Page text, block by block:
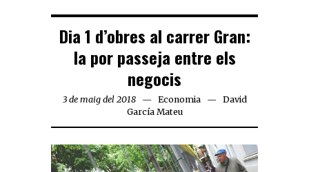
Dia 1 d’obres al carrer Gran:
la por passeja entre els
negocis
3 de maig del 2018 Economia
David
García Mateu